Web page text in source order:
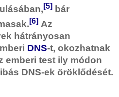
[5] bár
[6] Az
hátrányosan
DNS-t, okozhatnak
emberi test ily módon
DNS-ek öröklődését.